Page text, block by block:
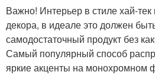
Важно! Интерьер в стиле хай-
декора, в идеале это должен
самодостаточный продукт без
Самый популярный способ
яркие акценты на монохромном